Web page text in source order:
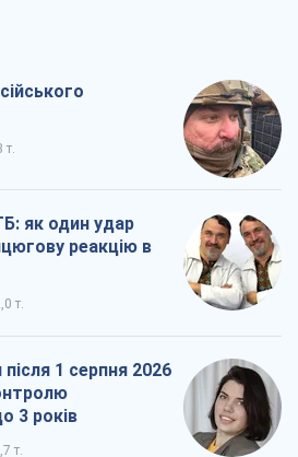
т.
як один удар
реакцію в
т.
1 серпня 2026
3 років
т.